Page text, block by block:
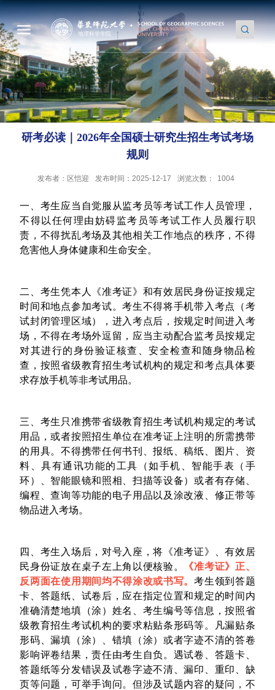
研考必读｜2026年全国硕士研究生招生考试考场
规则
发布者：区恺迎 发布时间：2025-12-17 浏览次数： 1004
一、考生应当自觉服从监考员等考试工作人员管理，
不得以任何理由妨碍监考员等考试工作人员履行职
责，不得扰乱考场及其他相关工作地点的秩序，不得
危害他人身体健康和生命安全。
二、考生凭本人《准考证》和有效居民身份证按规定
时间和地点参加考试。考生不得将手机带入考点（考
试封闭管理区域），进入考点后，按规定时间进入考
场，不得在考场外逗留，应当主动配合监考员按规定
对其进行的身份验证核查、安全检查和随身物品检
查，按照省级教育招生考试机构的规定和考点具体要
求存放手机等非考试用品。
三、考生只准携带省级教育招生考试机构规定的考试
用品，或者按照招生单位在准考证上注明的所需携带
的用具。不得携带任何书刊、报纸、稿纸、图片、资
料、具有通讯功能的工具（如手机、智能手表（手
环）、智能眼镜和照相、扫描等设备）或者有存储、
编程、查询等功能的电子用品以及涂改液、修正带等
物品进入考场。
四、考生入场后，对号入座，将《准考证》、有效居
民身份证放在桌子左上角以便核验。
《准考证》正、
反两面在使用期间均不得涂改或书写。考生领到答题
卡、答题纸、试卷后，应在指定位置和规定的时间内
准确清楚地填（涂）姓名、考生编号等信息，按照省
级教育招生考试机构的要求粘贴条形码等。凡漏贴条
形码、漏填（涂）、错填（涂）或者字迹不清的答卷
影响评卷结果，责任由考生自负。遇试卷、答题卡、
答题纸等分发错误及试卷字迹不清、漏印、重印、缺
页等问题，可举手询问。但涉及试题内容的疑问，不